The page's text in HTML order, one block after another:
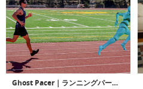
Ghost Pacer｜ランニングパートナーを投影してモチベーションをUPするARグラス「ゴーストペーサー」